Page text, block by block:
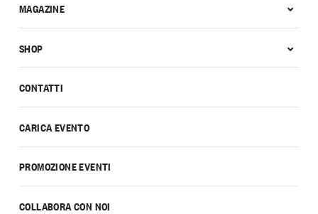
CONTATTI
CARICA EVENTO
PROMOZIONE EVENTI
COLLABORA CON NOI
MAGAZINE
SHOP